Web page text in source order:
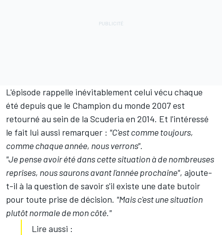
L'épisode rappelle inévitablement celui vécu chaque
été depuis que le Champion du monde 2007 est
retourné au sein de la Scuderia en 2014. Et l'intéressé
le fait lui aussi remarquer : "C'est comme toujours,
comme chaque année, nous verrons".
"Je pense avoir été dans cette situation à de nombreuses
reprises, nous saurons avant l'année prochaine", ajoute-
t-il à la question de savoir s'il existe une date butoir
pour toute prise de décision. "Mais c'est une situation
plutôt normale de mon côté."
Lire aussi :